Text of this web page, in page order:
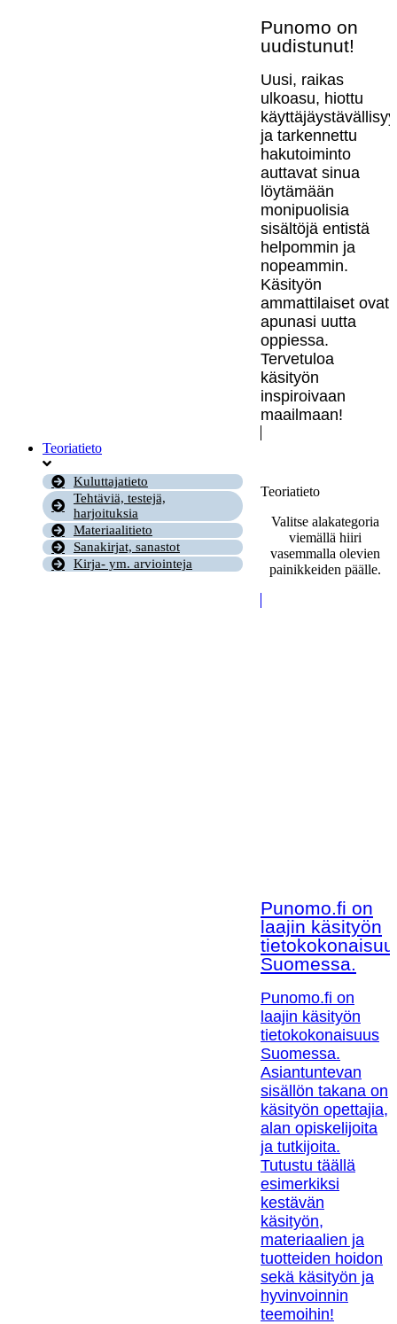
Punomo on
uudistunut!
Uusi, raikas
ulkoasu, hiottu
ja tarkennettu
hakutoiminto
auttavat sinua
löytämään
monipuolisia
sisältöjä entistä
helpommin ja
nopeammin.
Käsityön
ammattilaiset ovat
apunasi uutta
oppiessa.
Tervetuloa
käsityön
inspiroivaan
maailmaan!
Teoriatieto
Kuluttajatieto
Tehtäviä, testejä,
harjoituksia
Materiaalitieto
Sanakirjat, sanastot
Kirja- ym. arviointeja
Teoriatieto
Valitse alakategoria
viemällä hiiri
vasemmalla olevien
painikkeiden päälle.
Punomo.fi on
laajin käsityön
Suomessa.
Punomo.fi on
laajin käsityön
tietokokonaisuus
Suomessa.
Asiantuntevan
sisällön takana on
käsityön opettajia,
alan opiskelijoita
ja tutkijoita.
Tutustu täällä
esimerkiksi
kestävän
käsityön,
materiaalien ja
tuotteiden hoidon
sekä käsityön ja
hyvinvoinnin
teemoihin!